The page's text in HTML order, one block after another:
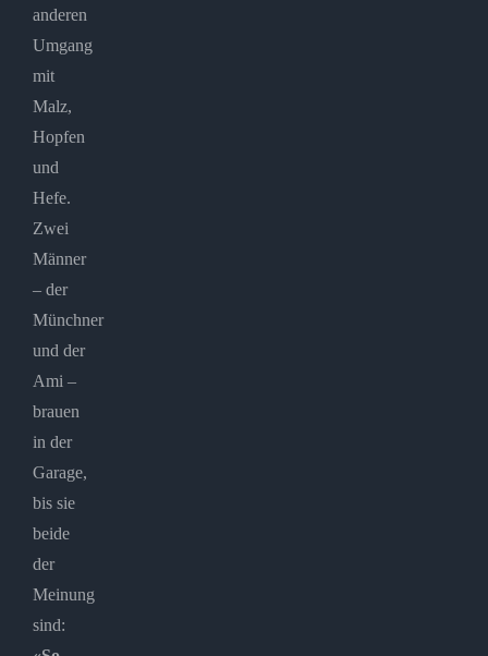
anderen
Umgang
mit
Malz,
Hopfen
und
Hefe.
Zwei
Männer
– der
Münchner
und der
Ami –
brauen
in der
Garage,
bis sie
beide
der
Meinung
sind: